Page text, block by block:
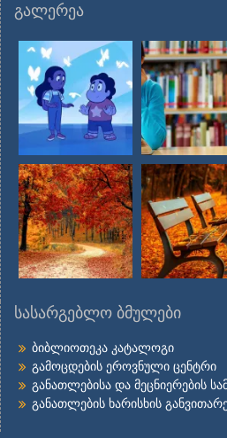
გალერეა
სასარგებლო ბმულები
ბიბლიოთეკა კატალოგი
გამოცდების ეროვნული ცენტრი
განათლებისა და მეცნიერების
განათლების ხარისხის